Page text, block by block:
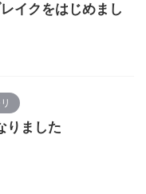
イクをはじめまし
りました